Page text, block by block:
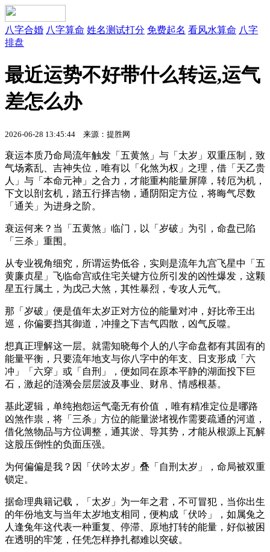
八字合婚 八字算命 姓名测试打分 免费起名 看风水算命 八字
排盘
最近运势不好带什么转运,运气
差怎么办
2026-06-28 13:45:44 来源：提胜网
衰运本质乃命局流年触发「五黄煞」与「太岁」双重压制，致
气场紊乱、吉神失位，唯有以「化煞为权」之理，借「天乙贵
人」与「本命元神」之合力，才能重构能量屏障，转厄为机，
下文以剖玄机，踏五行择吉物，通阴阳定方位，将晦气尽数
「通关」为进身之阶。
衰运何来？当「五黄煞」临门，以「岁破」为引，命盘已陷
「三杀」重围。
从专业视角细究，所谓运势低谷，实则是流年九宫飞星中「五
黄廉贞星」飞临命宫或住宅关键方位所引发的凶性爆发，这颗
星五行属土，为戊己大煞，其性暴烈，专攻人元气。
那「岁破」便是值年太岁正对方位的能量对冲，好比帝王出
巡，你偏要挡其御道，冲撞之下吉气四散，凶气反噬。
想真正理解这一层。就需知晓每个人的八字命盘都有其固有的
能量平衡，只要流年地支与你八字中的年支、日支形成「六
冲」「六穿」或「自刑」，便如同在原本平静的湖面投下巨
石，激起的涟漪会层层波及事业、财帛、情感根基。
基此逻辑，单纯抱怨运气毫无有价值 ，唯有精准定位是哪路
凶煞作祟，将「三杀」方位的能量淤堵视作需要疏通的河道，
借化煞物品与方位调整，通其淤、导其势，才能从根源上瓦解
这股压倒性的负面压强。
为何偏偏是我？因「伏吟太岁」叠「自刑太岁」，命局被双重
锁定。
据命理典籍记载，「太岁」为一年之君，不可冒犯，当你出生
的年份地支与当年太岁地支相同，便构成「伏吟」，如属兔之
人逢兔年这代表一种重复、停滞、原地打转的能量，好似被困
在透明的牢笼，任凭怎样挣扎都难以突破。